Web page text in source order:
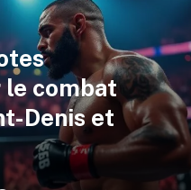
le combat
Denis et